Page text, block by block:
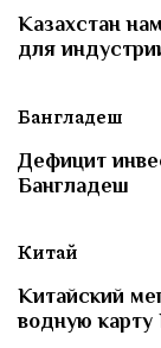
Казахстан
для
Бангладеш
Дефицит
Бангладеш
Китай
Китайский
водную